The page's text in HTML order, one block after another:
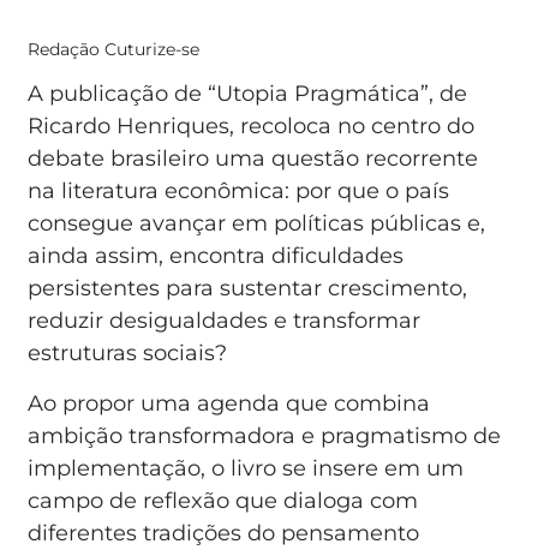
Redação Cuturize-se
A publicação de “Utopia Pragmática”, de
Ricardo Henriques, recoloca no centro do
debate brasileiro uma questão recorrente
na literatura econômica: por que o país
consegue avançar em políticas públicas e,
ainda assim, encontra dificuldades
persistentes para sustentar crescimento,
reduzir desigualdades e transformar
estruturas sociais?
Ao propor uma agenda que combina
ambição transformadora e pragmatismo de
implementação, o livro se insere em um
campo de reflexão que dialoga com
diferentes tradições do pensamento